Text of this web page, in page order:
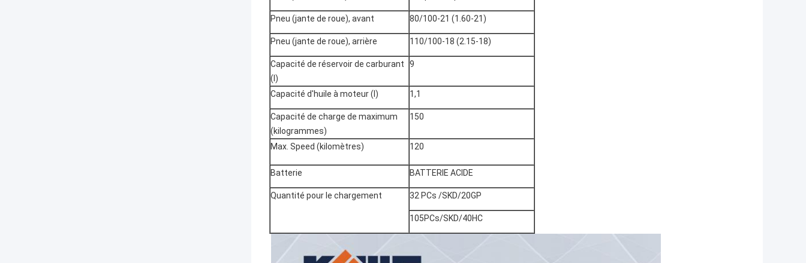
Pneu (jante de roue), avant 80/100-21 (1.60-21)
Pneu (jante de roue), arrière 110/100-18 (2.15-18)
Capacité de réservoir de carburant
(l)
9
Capacité d'huile à moteur (l) 1,1
Capacité de charge de maximum
(kilogrammes)
150
Max. Speed (kilomètres) 120
Batterie BATTERIE ACIDE
Quantité pour le chargement 32 PCs /SKD/20GP
105PCs/SKD/40HC